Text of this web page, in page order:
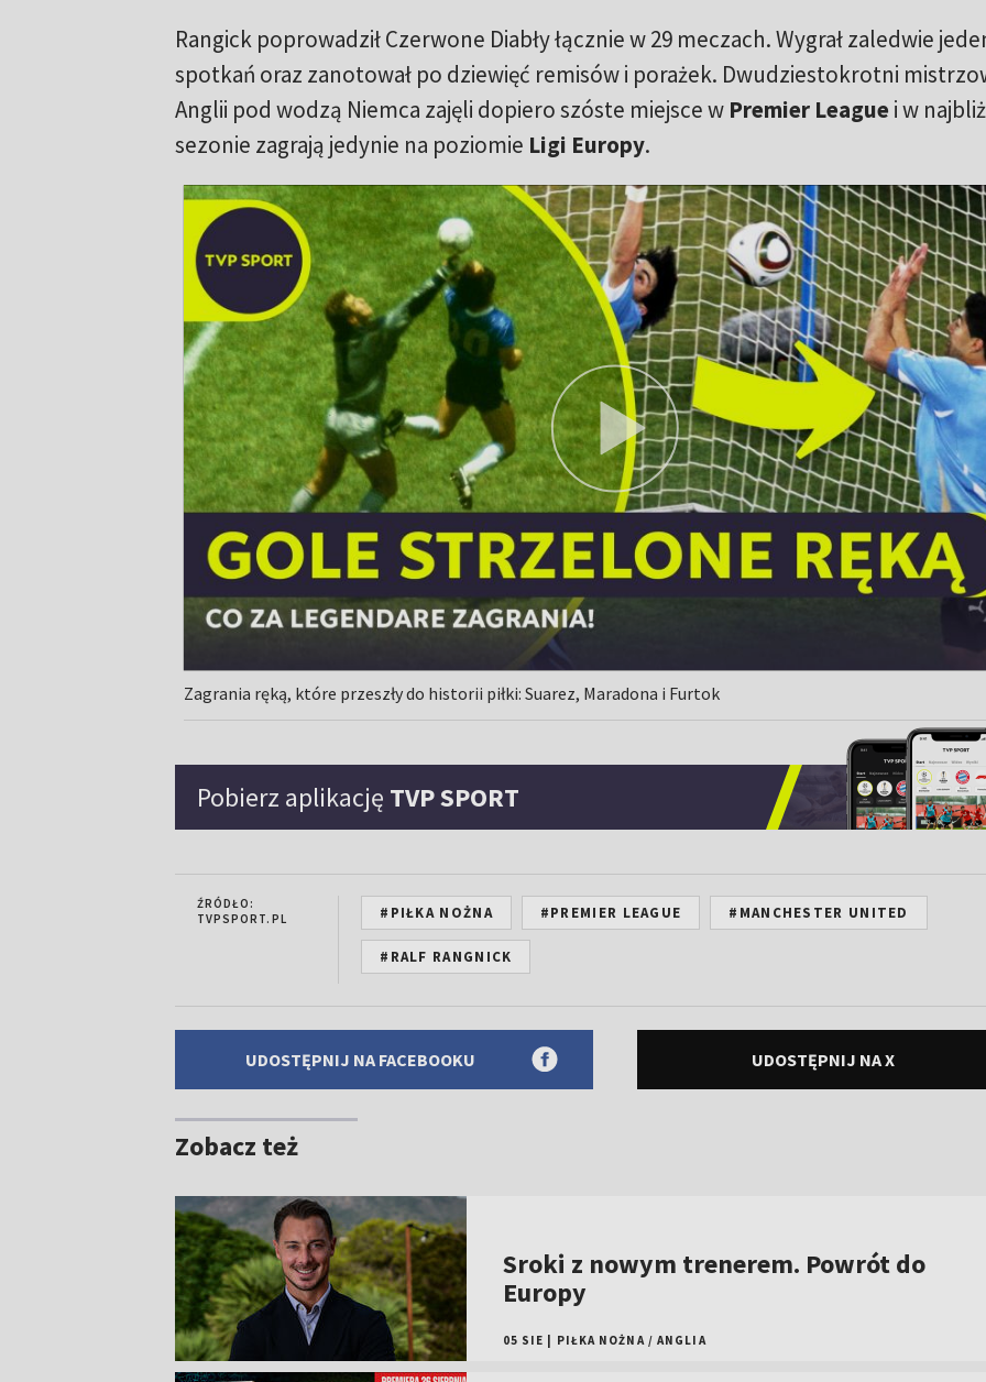
Rangick poprowadził Czerwone Diabły łącznie w 29 meczach. Wygrał zaledwie
spotkań oraz zanotował po dziewięć remisów i porażek. Dwudziestokrotni
Anglii pod wodzą Niemca zajęli dopiero szóste miejsce w Premier Leaguei w
sezonie zagrają jedynie na poziomie Ligi Europy.
Zagrania ręką, które przeszły do historii piłki: Suarez, Maradona i Furtok
Pobierz aplikację TVP SPORT
ŹRÓDŁO:
TVPSPORT.PL
#PIŁKA NOŻNA #PREMIER LEAGUE #MANCHESTER UNITED
#RALF RANGNICK
UDOSTĘPNIJ NA FACEBOOKU UDOSTĘPNIJ NA X
Zobacz też
Sroki z nowym trenerem. Powrót do
Europy
05 SIE PIŁKA NOŻNA / ANGLIA